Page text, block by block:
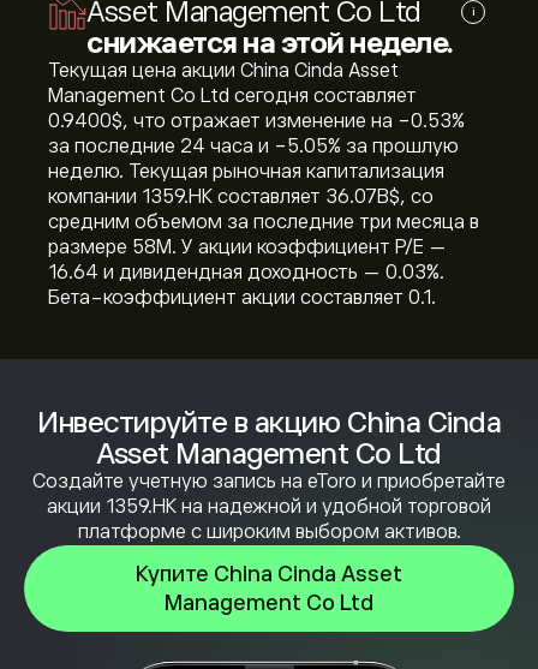
Инвестируйте в акцию China Cinda
Asset Management Co Ltd
Создайте учетную запись на eToro и приобретайте
акции 1359.HK на надежной и удобной торговой
платформе с широким выбором активов.
Купите China Cinda Asset
Management Co Ltd
Asset Management Co Ltd
снижается на этой неделе.
i
Текущая цена акции China Cinda Asset
Management Co Ltd сегодня составляет
0.9400‎$‎, что отражает изменение на ‎-0.53‎%
за последние 24 часа и ‎-5.05‎% за прошлую
неделю. Текущая рыночная капитализация
компании 1359.HK составляет 36.07B‎$‎, со
средним объемом за последние три месяца в
размере 58M. У акции коэффициент P/E —
16.64 и дивидендная доходность — 0.03%.
Бета-коэффициент акции составляет 0.1.